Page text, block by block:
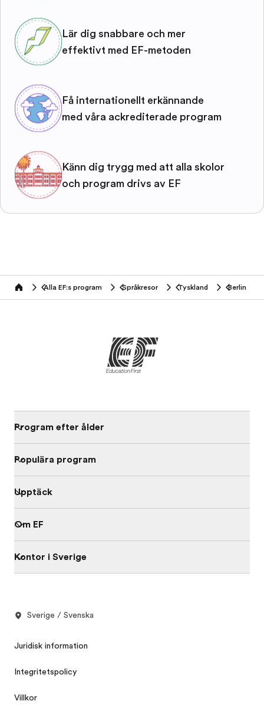
Lär dig snabbare och mer
effektivt med EF-metoden
Få internationellt erkännande
med våra ackrediterade program
Känn dig trygg med att alla skolor
och program drivs av EF
home Alla EF:s program Språkresor Tyskland Berlin
Program efter ålder
Populära program
Upptäck
Om EF
Kontor i Sverige
Sverige / Svenska
Juridisk information
Integritetspolicy
Villkor